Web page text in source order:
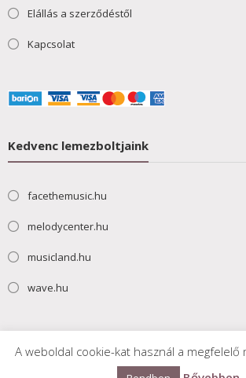
Elállás a szerződéstől
Kapcsolat
Kedvenc lemezboltjaink
facethemusic.hu
melodycenter.hu
musicland.hu
wave.hu
A weboldal cookie-kat használ a megfelelő